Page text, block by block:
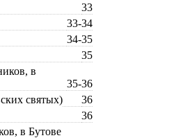
33
33-34
34-35
35
в
35-36
святых)
36
36
в Бутове